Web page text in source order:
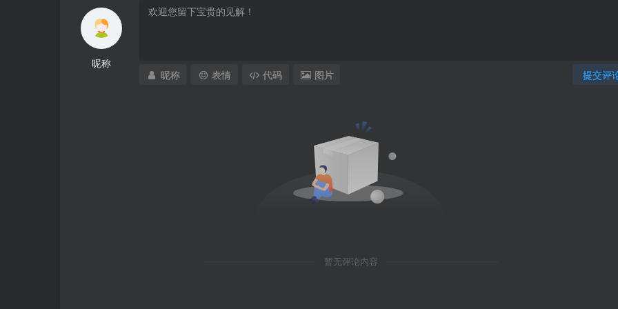
昵称
提交评
昵称 表情 代码 图片
暂无评论内容